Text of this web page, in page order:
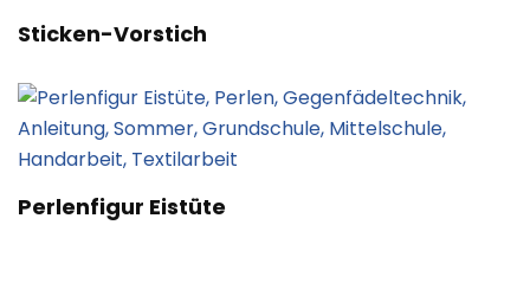
Sticken-Vorstich
Perlenfigur Eistüte